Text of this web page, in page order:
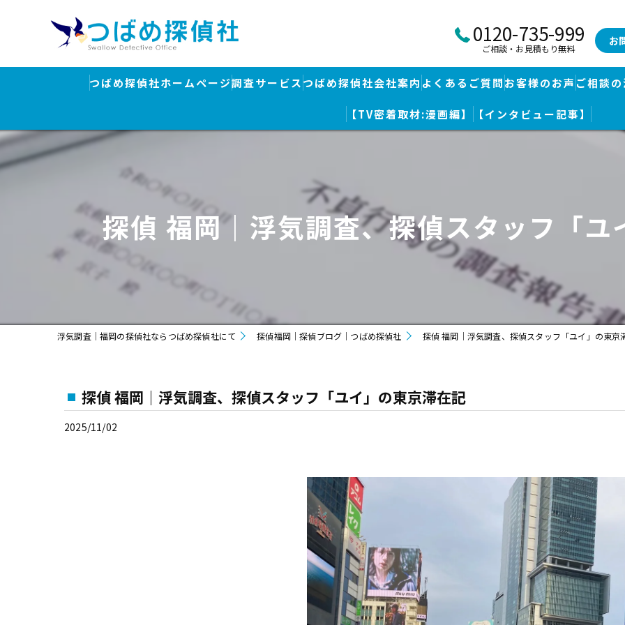
0120-735-999
ご相談・お見積もり無料
お
つばめ探偵社ホームページ調査サービス
浮気調査
行方調査・人探し
ストーカー対策
つばめ探偵社会社案内
つばめ探偵社｜福岡市博多区福岡空港前本部
つばめ探偵社 赤坂大手門事務所
久留米つばめ探偵社｜西鉄久留米駅より徒歩圏内｜分厚い証拠満載
よくあるご質問お客様のお声 ご相談
【TV密着取材:漫画編】 【インタビュー記事】
探偵 福岡｜浮気調査、探偵スタッフ「ユ
浮気調査｜福岡の探偵社ならつばめ探偵社にて 探偵福岡｜探偵ブログ｜つばめ探偵社 探偵 福岡｜浮気調査、探偵スタッフ「ユイ」の東京
探偵 福岡｜浮気調査、探偵スタッフ「ユイ」の東京滞在記
2025/11/02